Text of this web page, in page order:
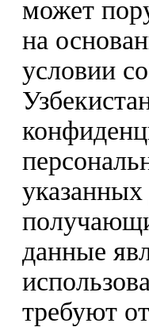
может
на
условии
данные
требуют